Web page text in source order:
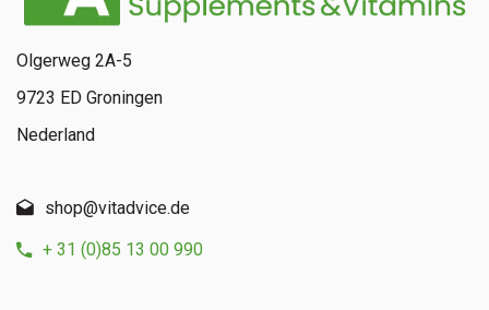
Olgerweg 2A-5
9723 ED Groningen
Nederland
shop@vitadvice.de
+ 31 (0)85 13 00 990